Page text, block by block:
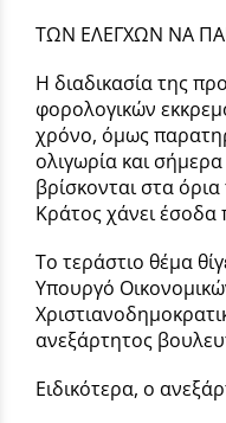
ΤΩΝ ΕΛΕΓΧΩΝ ΝΑ
Η διαδικασία της
φορολογικών
χρόνο, όμως
ολιγωρία και
βρίσκονται στα
Κράτος χάνει
Το τεράστιο θέμα
Υπουργό
ανεξάρτητος
Ειδικότερα, ο